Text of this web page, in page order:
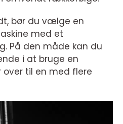
bør du vælge en
med et
På den måde kan du
i at bruge en
over til en med flere